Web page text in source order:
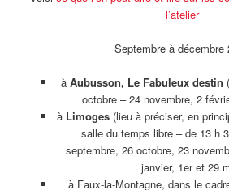
l’atelier
Septembre à décembre
à Aubusson, Le Fabuleux destin
octobre – 24 novembre, 2
à Limoges(lieu à préciser, en
salle du temps libre – de 13 h
septembre, 26 octobre, 23
janvier, 1er et 29
à Faux-la-Montagne, dans le